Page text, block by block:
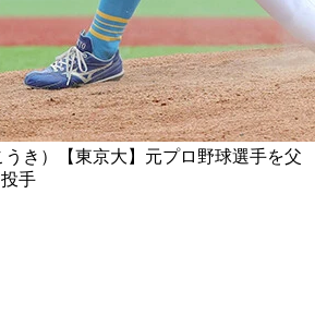
き）【東京大】元プロ野球選手を父
手